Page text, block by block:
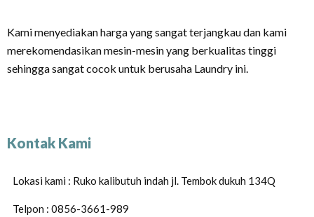
Kami menyediakan harga yang sangat terjangkau dan kami
merekomendasikan mesin-mesin yang berkualitas tinggi
sehingga sangat cocok untuk berusaha Laundry ini.
Kontak Kami
Lokasi kami : Ruko kalibutuh indah jl. Tembok dukuh 134Q
Telpon : 0856-3661-989